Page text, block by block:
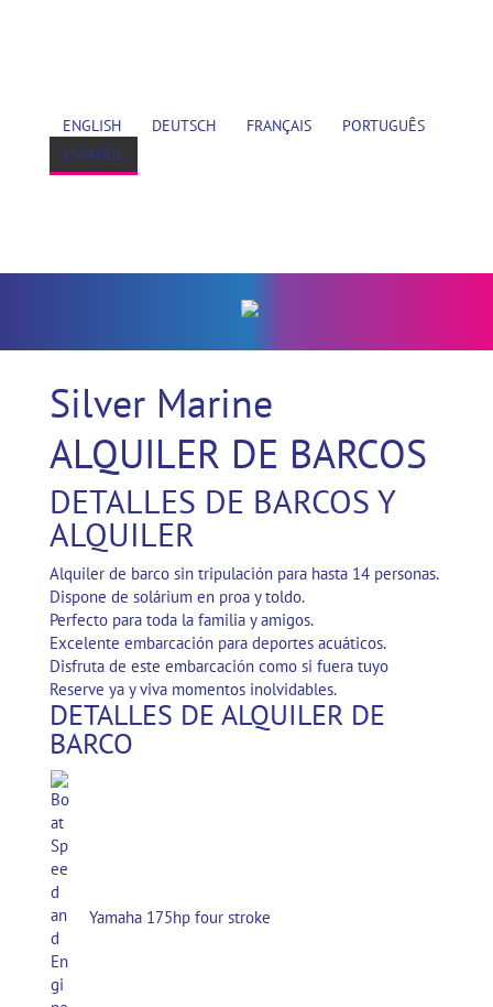
ENGLISH DEUTSCH FRANÇAIS
PORTUGUÊS
ESPAÑOL
Silver Marine
ALQUILER DE BARCOS
DETALLES DE BARCOS Y
ALQUILER
Alquiler de barco sin tripulación para hasta 14 personas.
Dispone de solárium en proa y toldo.
Perfecto para toda la familia y amigos.
Excelente embarcación para deportes acuáticos.
Disfruta de este embarcación como si fuera tuyo
Reserve ya y viva momentos inolvidables.
DETALLES DE ALQUILER DE
BARCO
Yamaha 175hp four stroke